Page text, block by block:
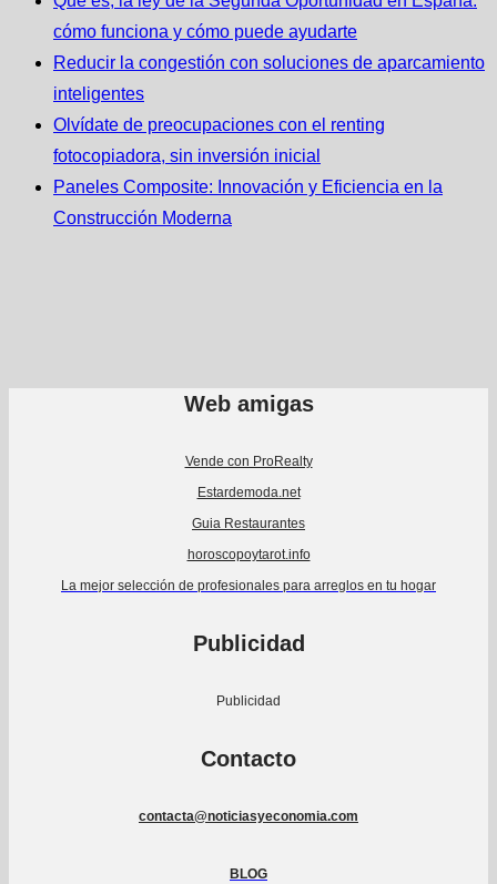
cómo funciona y cómo puede ayudarte
Reducir la congestión con soluciones de aparcamiento
inteligentes
Olvídate de preocupaciones con el renting
fotocopiadora, sin inversión inicial
Paneles Composite: Innovación y Eficiencia en la
Construcción Moderna
Web amigas
Vende con ProRealty
Estardemoda.net
Guia Restaurantes
horoscopoytarot.info
La mejor selección de profesionales para arreglos en tu hogar
Publicidad
Publicidad
Contacto
contacta@noticiasyeconomia.com
BLOG